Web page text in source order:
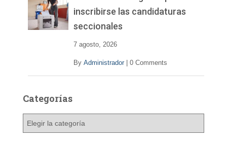
inscribirse las candidaturas
seccionales
7 agosto, 2026
By Administrador 0 Comments
Categorías